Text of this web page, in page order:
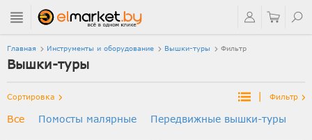
Главная Инструменты и оборудование Вышки-туры Фильтр
Вышки-туры
Сортировка | Фильтр
Все Помосты малярные Передвижные вышки-туры